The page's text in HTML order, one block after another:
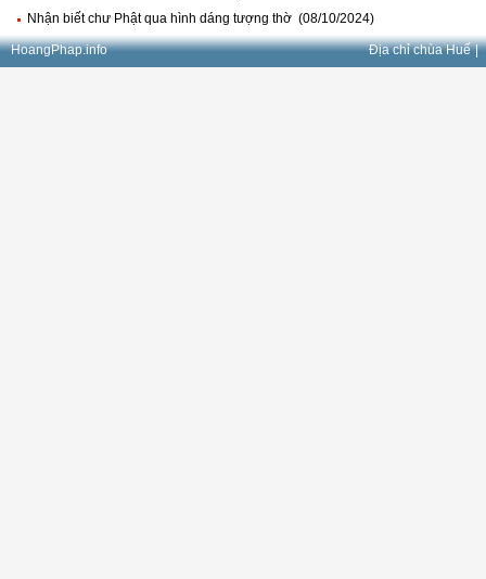
Nhận biết chư Phật qua hình dáng tượng thờ (08/10/2024)
HoangPhap.info Địa chỉ chùa Huế |